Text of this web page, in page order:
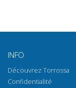
INFO
Découvrez Torrossa
Confidentialité